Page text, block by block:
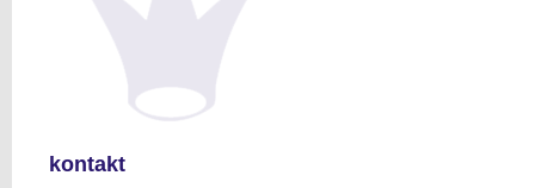
kontakt